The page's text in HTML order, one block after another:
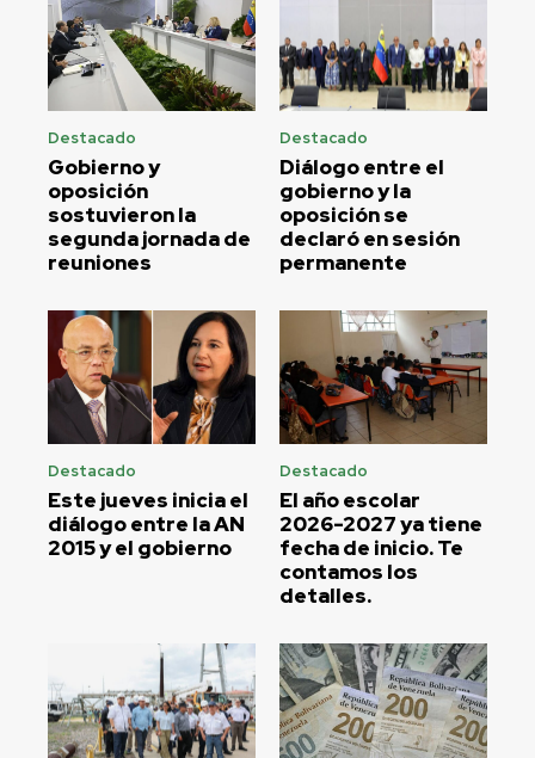
Destacado
Gobierno y
oposición
sostuvieron la
segunda jornada de
reuniones
Destacado
Diálogo entre el
gobierno y la
oposición se
declaró en sesión
permanente
Destacado
Este jueves inicia el
diálogo entre la AN
2015 y el gobierno
Destacado
El año escolar
2026-2027 ya tiene
fecha de inicio. Te
contamos los
detalles.